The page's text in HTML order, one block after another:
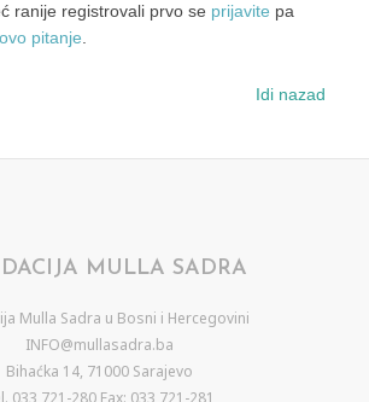
ranije registrovali prvo se prijavite pa
pitanje.
Idi nazad
MULLA SADRA
Mulla Sadra u Bosni i Hercegovini
INFO@mullasadra.ba
Bihaćka 14, 71000 Sarajevo
033 721-280 Fax: 033 721-281